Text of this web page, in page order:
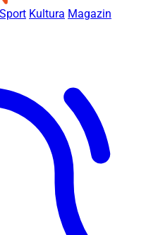
Sport Kultura Magazin